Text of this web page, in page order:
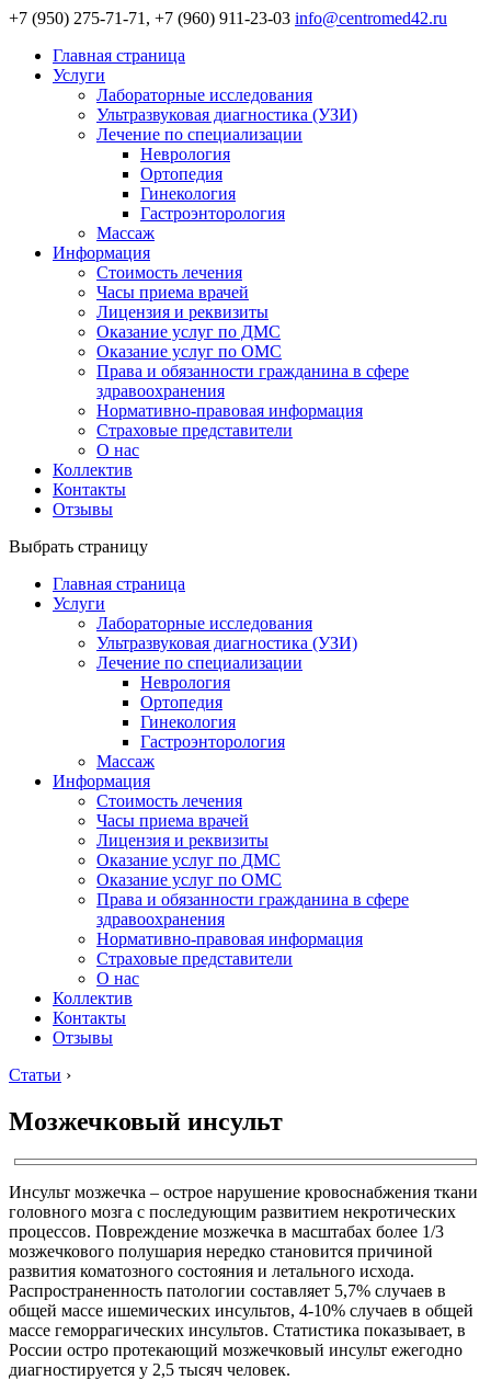
+7 (950) 275-71-71, +7 (960) 911-23-03 info@centromed42.ru
Главная страница
Услуги
Лабораторные исследования
Ультразвуковая диагностика (УЗИ)
Лечение по специализации
Неврология
Ортопедия
Гинекология
Гастроэнторология
Массаж
Информация
Стоимость лечения
Часы приема врачей
Лицензия и реквизиты
Оказание услуг по ДМС
Оказание услуг по ОМС
Права и обязанности гражданина в сфере
здравоохранения
Нормативно-правовая информация
Страховые представители
О нас
Коллектив
Контакты
Отзывы
Выбрать страницу
Главная страница
Услуги
Лабораторные исследования
Ультразвуковая диагностика (УЗИ)
Лечение по специализации
Неврология
Ортопедия
Гинекология
Гастроэнторология
Массаж
Информация
Стоимость лечения
Часы приема врачей
Лицензия и реквизиты
Оказание услуг по ДМС
Оказание услуг по ОМС
Права и обязанности гражданина в сфере
здравоохранения
Нормативно-правовая информация
Страховые представители
О нас
Коллектив
Контакты
Отзывы
Статьи ›
Мозжечковый инсульт
Инсульт мозжечка – острое нарушение кровоснабжения ткани
головного мозга с последующим развитием некротических
процессов. Повреждение мозжечка в масштабах более 1/3
мозжечкового полушария нередко становится причиной
развития коматозного состояния и летального исхода.
Распространенность патологии составляет 5,7% случаев в
общей массе ишемических инсультов, 4-10% случаев в общей
массе геморрагических инсультов. Статистика показывает, в
России остро протекающий мозжечковый инсульт ежегодно
диагностируется у 2,5 тысяч человек.